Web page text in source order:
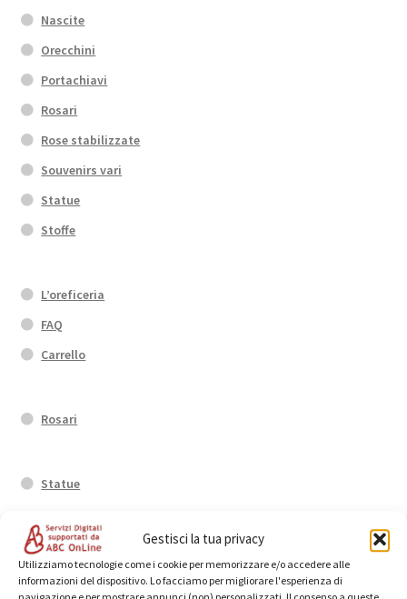
Gestisci la tua privacy
Utilizziamo tecnologie come i cookie per memorizzare e/o accedere alle
informazioni del dispositivo. Lo facciamo per migliorare l'esperienza di
Nascite
Orecchini
Portachiavi
Rosari
Rose stabilizzate
Souvenirs vari
Statue
Stoffe
L’oreficeria
FAQ
Carrello
Rosari
Statue
Anelli